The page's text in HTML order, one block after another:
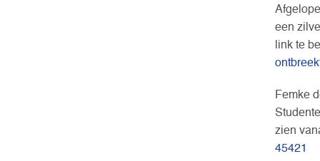
een
link te
Femke
zien
45421